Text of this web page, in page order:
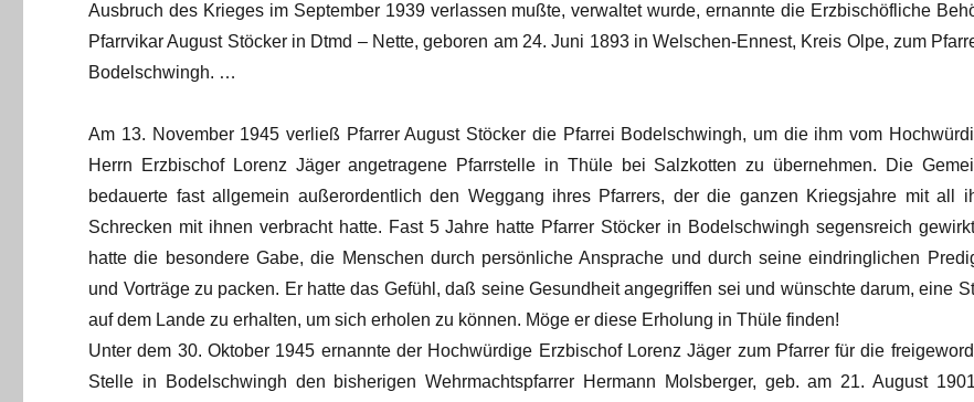
Ausbruch des Krieges im September 1939 verlassen mußte, verwaltet wurde, ernannte die Erzbischöfliche
Pfarrvikar August Stöcker in Dtmd – Nette, geboren am 24. Juni 1893 in Welschen-Ennest, Kreis Olpe, zum
Bodelschwingh. …
Am 13. November 1945 verließ Pfarrer August Stöcker die Pfarrei Bodelschwingh, um die ihm vom
Herrn Erzbischof Lorenz Jäger angetragene Pfarrstelle in Thüle bei Salzkotten zu übernehmen. Die
bedauerte fast allgemein außerordentlich den Weggang ihres Pfarrers, der die ganzen Kriegsjahre mit all
Schrecken mit ihnen verbracht hatte. Fast 5 Jahre hatte Pfarrer Stöcker in Bodelschwingh segensreich
hatte die besondere Gabe, die Menschen durch persönliche Ansprache und durch seine eindringlichen
und Vorträge zu packen. Er hatte das Gefühl, daß seine Gesundheit angegriffen sei und wünschte darum, eine
auf dem Lande zu erhalten, um sich erholen zu können. Möge er diese Erholung in Thüle finden!
Unter dem 30. Oktober 1945 ernannte der Hochwürdige Erzbischof Lorenz Jäger zum Pfarrer für die
Stelle in Bodelschwingh den bisherigen Wehrmachtspfarrer Hermann Molsberger, geb. am 21. August